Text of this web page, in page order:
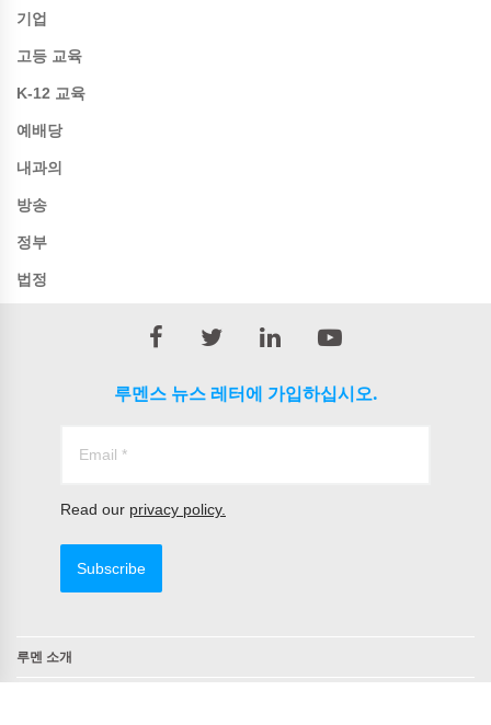
기업
고등 교육
K-12 교육
예배당
내과의
방송
정부
법정
루멘스 뉴스 레터에 가입하십시오.
Read our privacy policy.
Subscribe
루멘 소개